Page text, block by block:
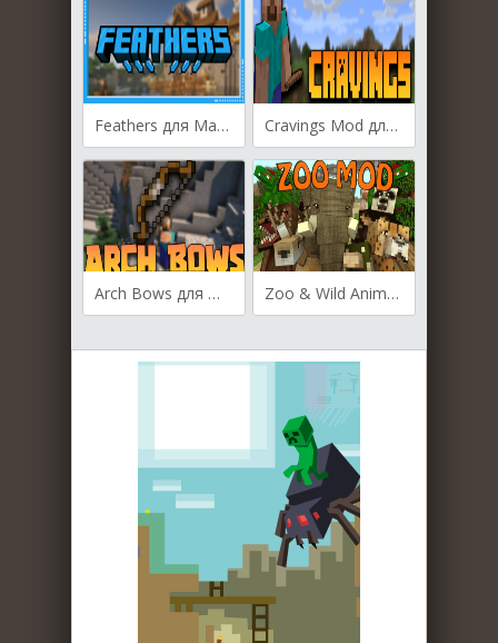
Feathers для Майнкрафт [1.19.4, 1.19.2, 1.18.2] Cravings Mod для Майнкрафт 1.12.2
Arch Bows для Майнкрафт [1.19.3, 1.19.2, 1.19.1] Zoo & Wild Animals для Майнкрафт [1.16.5, 1.12.2]